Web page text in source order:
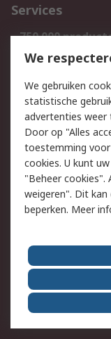
Services
750.000
Bestellen
Track & Trace
Wettelijk
Cookiebeleid
Privacybeleid
Algemene
Over RS
RS Group
RS wereldwijd
ESG
We
We gebruiken
statistische
advertenties weer
Door op "Alles
toestemming voor
cookies. U kunt
"Beheer cookies".
weigeren". Dit
beperken. Meer